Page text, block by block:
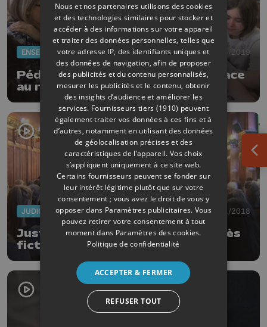
ENSEIGNEMENT 20/03/2019
Pédagogie active : une solution face
au redoublement ?
JUDICIAIRE 24/11/2018
Justice : portes ouvertes et procès
fictifs
Nous et nos partenaires utilisons des cookies
et des technologies similaires pour stocker et
accéder à des informations sur votre appareil
et traiter des données personnelles, telles que
votre adresse IP, des identifiants uniques et
des données de navigation, afin de proposer
des publicités et du contenu personnalisés,
mesurer les publicités et le contenu, obtenir
des insights d’audience et améliorer les
services. Fournisseurs tiers (1910) peuvent
également traiter vos données à ces fins et à
d’autres, notamment en utilisant des données
de géolocalisation précises et des
caractéristiques de l’appareil. Vos choix
s’appliquent uniquement à ce site web.
Certains fournisseurs peuvent se fonder sur
leur intérêt légitime plutôt que sur votre
consentement ; vous avez le droit de vous y
opposer dans Paramètres publicitaires. Vous
pouvez retirer votre consentement à tout
moment dans Paramètres des cookies.
Politique de confidentialité
ACCEPTER & FERMER
REFUSER TOUT